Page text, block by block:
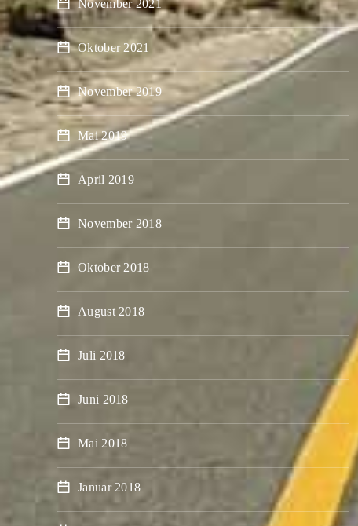
November 2021
Oktober 2021
November 2019
Mai 2019
April 2019
November 2018
Oktober 2018
August 2018
Juli 2018
Juni 2018
Mai 2018
Januar 2018